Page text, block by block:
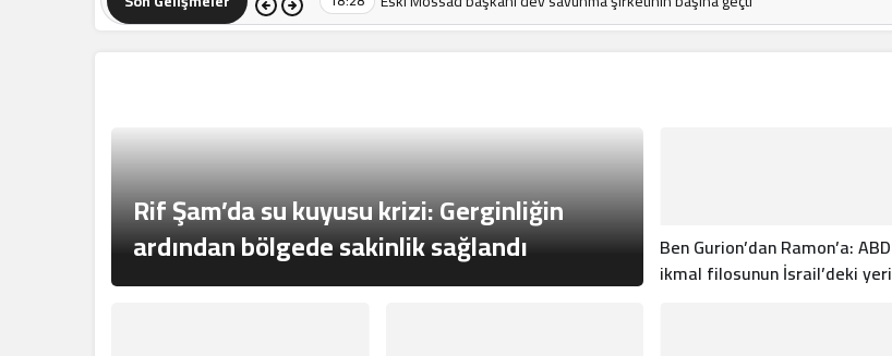
Rif Şam’da su kuyusu krizi: Gerginliğin
ardından bölgede sakinlik sağlandı
Ben Gurion’dan Ramon’a: ABD
ikmal filosunun İsrail’deki yeri